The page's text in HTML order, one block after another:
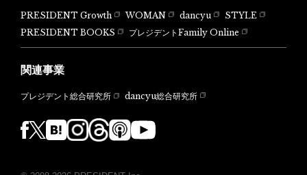
PRESIDENT Growth WOMAN dancyu
STYLE
PRESIDENT BOOKS
プレジデントFamily Online
関連事業
プレジデント総合研究所 dancyu総合研究所